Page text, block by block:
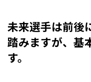
未来選手は前後
踏みますが、基
す。